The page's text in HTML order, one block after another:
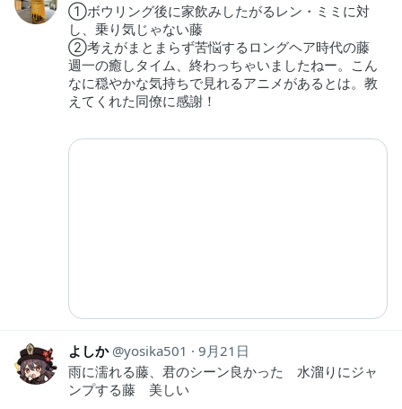
①ボウリング後に家飲みしたがるレン・ミミに対
し、乗り気じゃない藤
②考えがまとまらず苦悩するロングヘア時代の藤
週一の癒しタイム、終わっちゃいましたねー。こん
なに穏やかな気持ちで見れるアニメがあるとは。教
えてくれた同僚に感謝！
よしか yosika501
9月21日
雨に濡れる藤、君のシーン良かった 水溜りにジャ
ンプする藤 美しい